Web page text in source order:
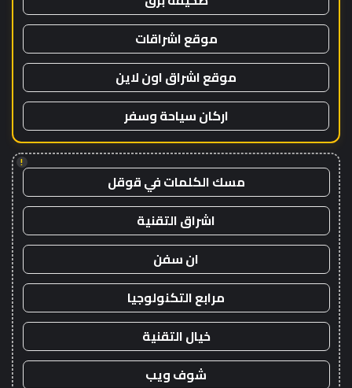
موقع اشراقات
موقع اشراق اون لاين
اركان سياحة وسفر
!
مسك الكلمات في قوقل
اشراق التقنية
ان سفن
مرابع التكنولوجيا
خيال التقنية
شوف ويب